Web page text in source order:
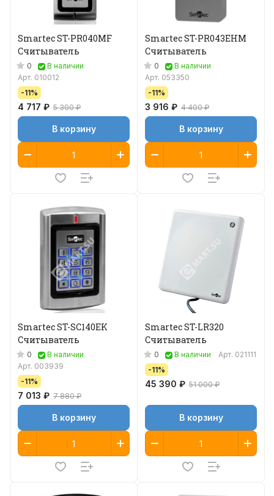
Smartec ST-PR040MF
Считыватель
0
В наличии
Арт. 010012
-11%
4 717 ₽ 5 300 ₽
В корзину
Smartec ST-PR043EHM
Считыватель
0
В наличии
Арт. 053350
-11%
3 916 ₽ 4 400 ₽
В корзину
Smartec ST-SC140EK
Считыватель
0
В наличии
Арт. 003939
-11%
7 013 ₽ 7 880 ₽
В корзину
Smartec ST-LR320
Считыватель
0 В наличии Арт. 021111
-11%
45 390 ₽ 51 000 ₽
В корзину